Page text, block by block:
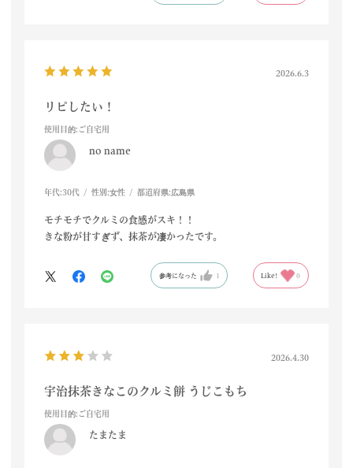
2026.6.3
リピしたい！
使用目的:ご自宅用
no name
年代:30代 性別:女性 都道府県: 広島県
モチモチでクルミの食感がスキ！！
きな粉が甘すぎず、抹茶が凄かったです。
参考になった 1 Like! 0
2026.4.30
宇治抹茶きなこのクルミ餅 うじこもち
使用目的:ご自宅用
たまたま